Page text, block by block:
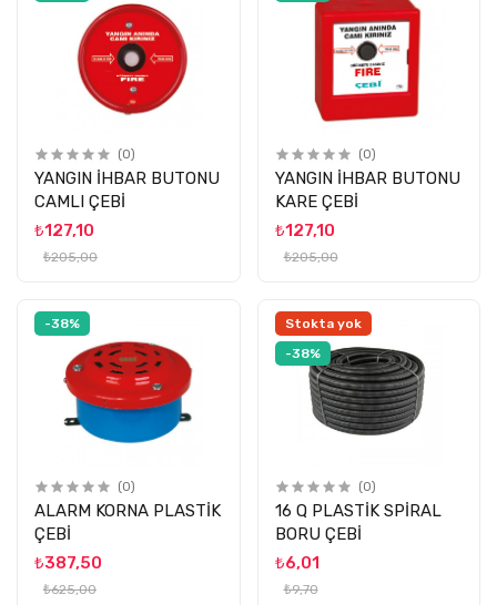
(0)
YANGIN İHBAR BUTONU
CAMLI ÇEBİ
₺127,10
₺205,00
(0)
YANGIN İHBAR BUTONU
KARE ÇEBİ
₺127,10
₺205,00
-38%
(0)
ALARM KORNA PLASTİK
ÇEBİ
₺387,50
₺625,00
Stokta yok
-38%
(0)
16 Q PLASTİK SPİRAL
BORU ÇEBİ
₺6,01
₺9,70